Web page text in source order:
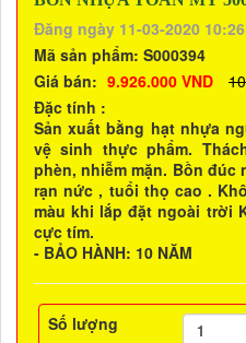
Đăng ngày 11-03-2020
Mã sản phẩm: S000394
Giá bán: 9.926.000 VND
Đặc tính :
Sản xuất bằng hạt nhựa
vệ sinh thực phẩm.
phèn, nhiễm mặn. Bồn đúc
rạn nức , tuổi thọ cao .
màu khi lắp đặt ngoài trời
cực tím.
- BẢO HÀNH: 10 NĂM
Số lượng